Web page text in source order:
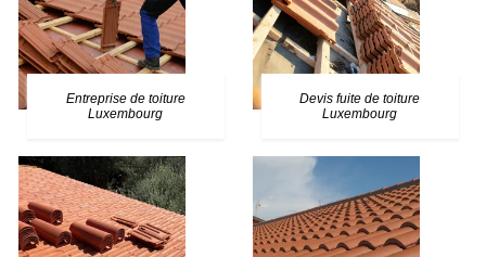
Entreprise de toiture
Luxembourg
Devis fuite de toiture
Luxembourg